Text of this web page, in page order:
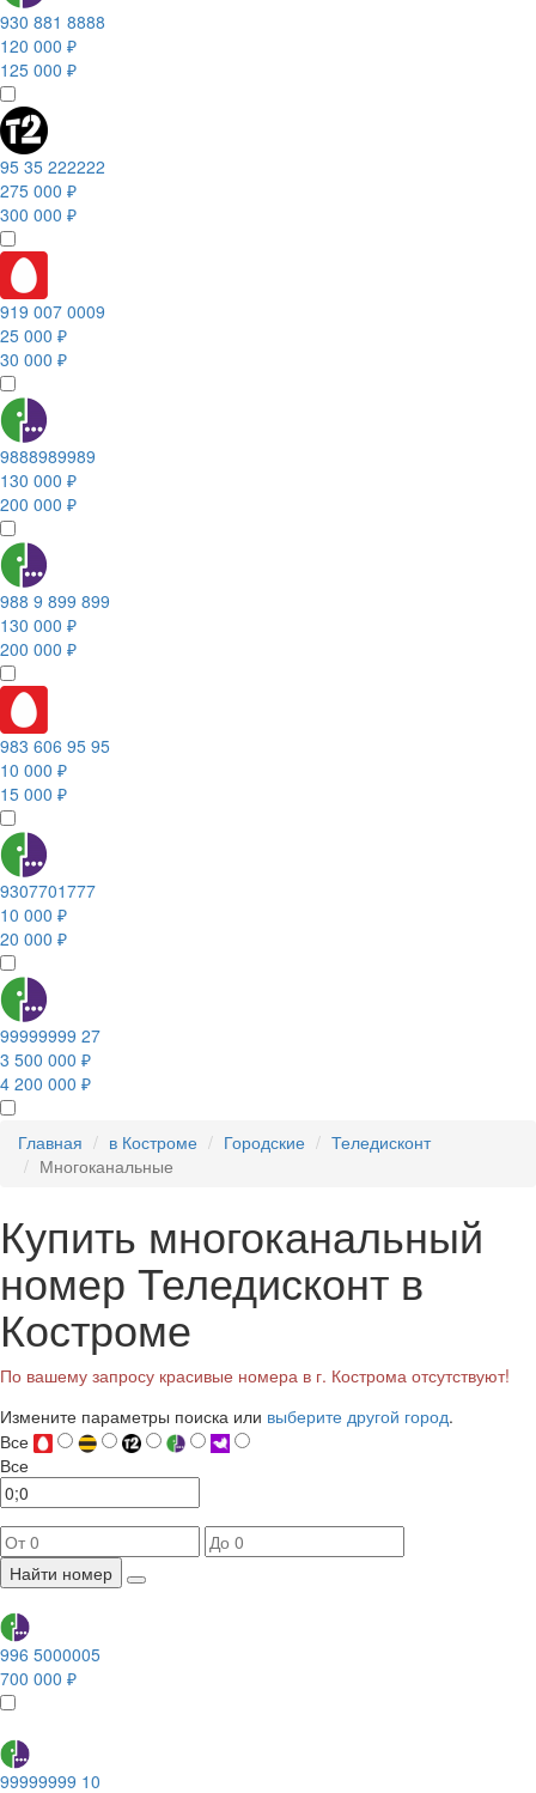
930 881 8888
120 000 ₽
125 000 ₽
95 35 222222
275 000 ₽
300 000 ₽
919 007 0009
25 000 ₽
30 000 ₽
9888989989
130 000 ₽
200 000 ₽
988 9 899 899
130 000 ₽
200 000 ₽
983 606 95 95
10 000 ₽
15 000 ₽
9307701777
10 000 ₽
20 000 ₽
99999999 27
3 500 000 ₽
4 200 000 ₽
Главная в Костроме Городские
Теледисконт
Многоканальные
Купить многоканальный
номер Теледисконт в
Костроме
По вашему запросу красивые номера в г. Кострома отсутствуют!
Измените параметры поиска или выберите другой город.
Все
Все
Найти номер
996 5000005
700 000 ₽
99999999 10